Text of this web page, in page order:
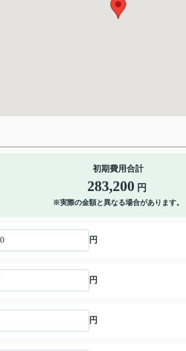
初期費用合計
283,200 円
※実際の金額と異なる場合があります。
円
円
円